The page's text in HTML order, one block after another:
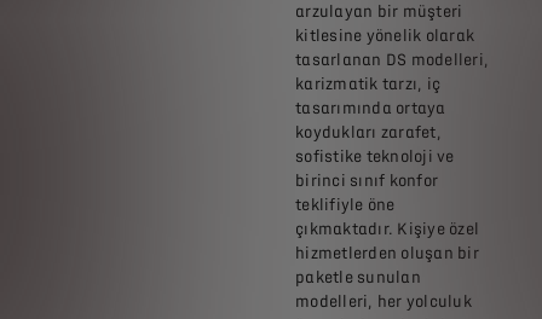
arzulayan bir müşteri
kitlesine yönelik olarak
tasarlanan DS modelleri,
karizmatik tarzı, iç
tasarımında ortaya
koydukları zarafet,
sofistike teknoloji ve
birinci sınıf konfor
teklifiyle öne
çıkmaktadır. Kişiye özel
hizmetlerden oluşan bir
paketle sunulan
modelleri, her yolculuk